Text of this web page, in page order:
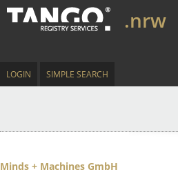
.nrw
LOGIN SIMPLE SEARCH
Minds + Machines GmbH